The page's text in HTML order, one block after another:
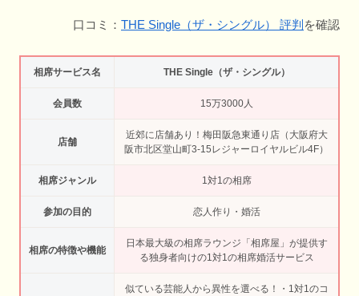
口コミ： THE Single（ザ・シングル） 評判 を確認
相席サービス名 THE Single（ザ・シングル）
会員数 15万3000人
店舗
近郊に店舗あり！梅田阪急東通り店（大阪府大
阪市北区堂山町3-15レジャーロイヤルビル4F）
相席ジャンル 1対1の相席
参加の目的 恋人作り・婚活
相席の特徴や機能
日本最大級の相席ラウンジ「相席屋」が提供す
る独身者向けの1対1の相席婚活サービス
似ている芸能人から異性を選べる！・1対1のコ